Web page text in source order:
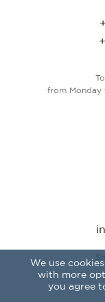
We use
with more
you agree
from Monday